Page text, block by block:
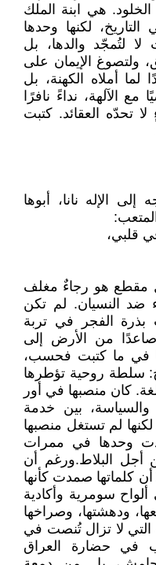
هي ابنة الملك
لكنها وحدها
لتُمجّد والدها، بل
ولتصوغ الإيمان على
أملاه الكهنة، بل
الآلهة، نداءً نافرًا
تحدّه العقائد. كتبت
الإله نانا، أبوها
قلبي،
مقطع هو رجاءٌ مغلف
ضد النسيان. لم تكن
بذرة الفجر في تربة
صاعدًا من الأرض إلى
في ما كتبت فحسب،
سلطة روحية تؤطرها
كان منصبها في أور
والسياسة، بين خدمة
لم تستغل منصبها
وحدها في ممرات
أجل البلاط.ورغم أن
أن كلماتها صمدت كأنها
سومرية وأكادية
ودهشتها، وصراخها
التي لا تزال تُنصت في
في حضارة العراق